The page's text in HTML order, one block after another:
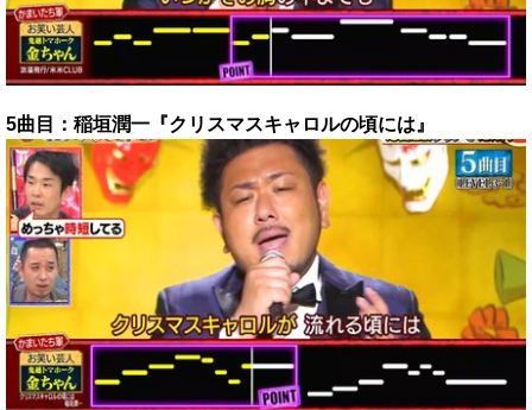
5曲目：稲垣潤一『クリスマスキャロルの頃には』